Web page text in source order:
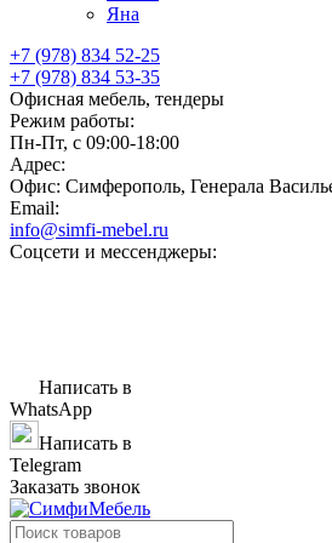
Яна
+7 (978) 834 52-25
+7 (978) 834 53-35
Офисная мебель, тендеры
Режим работы:
Пн-Пт, с 09:00-18:00
Адрес:
Офис: Симферополь, Генерала
Email:
info@simfi-mebel.ru
Соцсети и мессенджеры:
Написать в
WhatsApp
Написать в
Telegram
Заказать звонок